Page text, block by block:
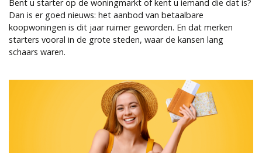
Bent u starter op de woningmarkt of kent u iemand die dat is?
Dan is er goed nieuws: het aanbod van betaalbare
koopwoningen is dit jaar ruimer geworden. En dat merken
starters vooral in de grote steden, waar de kansen lang
schaars waren.